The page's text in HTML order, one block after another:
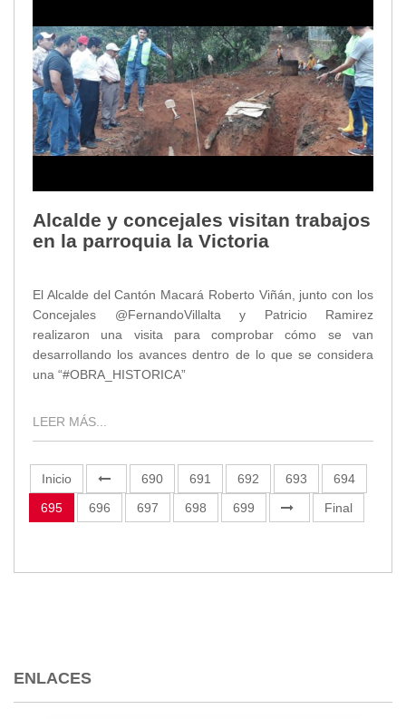
Alcalde y concejales visitan trabajos
en la parroquia la Victoria
El Alcalde del Cantón Macará Roberto Viñán, junto con los
Concejales @FernandoVillalta y Patricio Ramirez
realizaron una visita para comprobar cómo se van
desarrollando los avances dentro de lo que se considera
una “#OBRA_HISTORICA”
LEER MÁS...
Inicio 690 691 692 693
694
695
696 697 698 699 Final
ENLACES